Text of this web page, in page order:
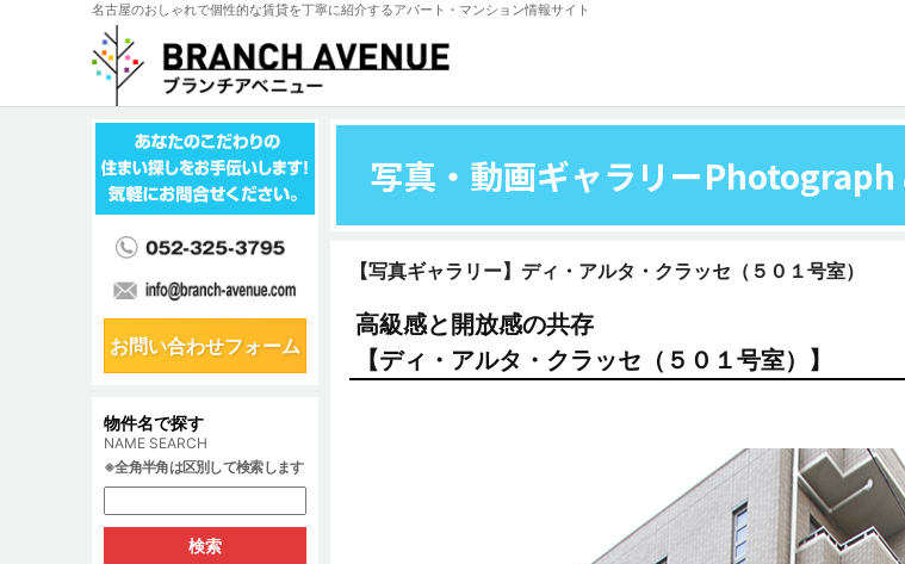
名古屋のおしゃれで個性的な賃貸を丁寧に紹介するアパート・マンション情報サイト
写真・動画ギャラリーPhotograph
【写真ギャラリー】ディ・アルタ・クラッセ（５０１号室）
高級感と開放感の共存
【ディ・アルタ・クラッセ（５０１号室）】
お問い合わせフォーム
物件名で探す
NAME SEARCH
※全角半角は区別して検索します